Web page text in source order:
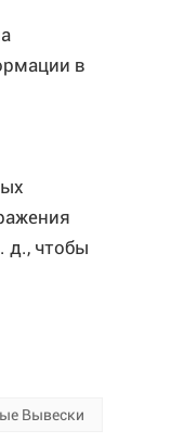
в
д., чтобы
Вывески